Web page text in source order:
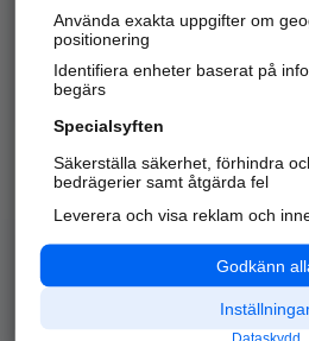
Kom
Alla kategorier
API & Kartor
Använda exakta uppgifter om
positionering
Identifiera enheter baserat på
begärs
Specialsyften
Säkerställa säkerhet, förhindra
bedrägerier samt åtgärda fel
Leverera och visa reklam och
Godkänn
Dataskydd